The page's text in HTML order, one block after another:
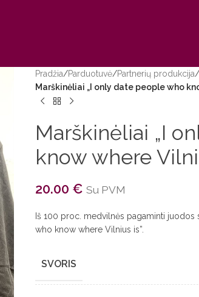
Pradžia/Parduotuvė/Partnerių produkcija/
Marškinėliai „I only date people who
Marškinėliai „I
know where
20.00 € Su PVM
Iš 100 proc. medvilnės pagaminti
who know where Vilnius is”.
SVORIS